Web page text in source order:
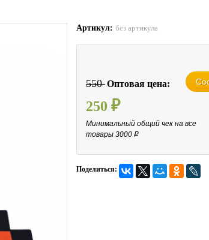
Артикул: без артикула
550Оптовая цена:
250 ₽
Минимальный общий чек на все
товары 3000 Р
Поделиться: